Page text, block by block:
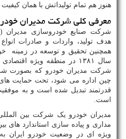
هنوز هم تمام تولیداتش با همان
معرفی کلی شرکت مدیران
شرکت صنایع خودروسازی مدیران
هدف تولید، واردات و صادرات
همچنین تحقیق و توسعه در زمینه
سال ۱۳۸۱ در منطقه ویژه
شرکت مدیران خودرو که بصورت
چین اداره می شود، تحت حمایت
قدرتمند تبدیل شده است و به
است.
مدیران خودرو یک شرکت بین
مداری و پیاده سازی استاندارد های
ویژه ای در وضعیت خودرو ایران